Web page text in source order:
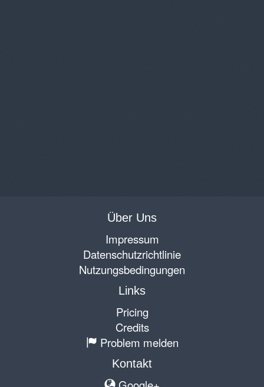
Über Uns
Impressum
Datenschutzrichtlinie
Nutzungsbedingungen
Links
Pricing
Credits
Problem melden
Kontakt